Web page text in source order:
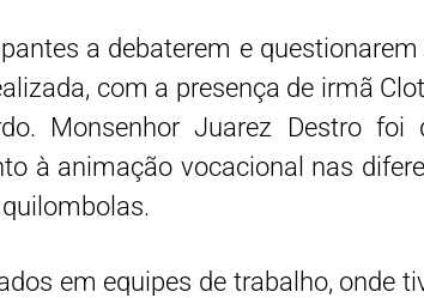
a debaterem e
com a presença de irmã
Monsenhor Juarez Destro
à animação vocacional nas
em equipes de trabalho, onde